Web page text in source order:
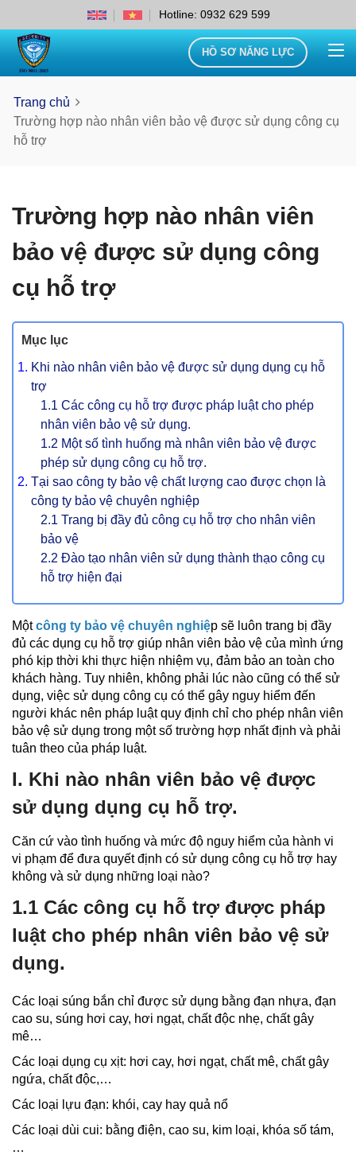
Hotline: 0932 629 599
HỒ SƠ NĂNG LỰC
Trang chủ
Trường hợp nào nhân viên bảo vệ được sử dụng công cụ
hỗ trợ
Trường hợp nào nhân viên
bảo vệ được sử dụng công
cụ hỗ trợ
Mục lục
Khi nào nhân viên bảo vệ được sử dụng dụng cụ hỗ
trợ
1.1 Các công cụ hỗ trợ được pháp luật cho phép
nhân viên bảo vệ sử dụng.
1.2 Một số tình huống mà nhân viên bảo vệ được
phép sử dụng công cụ hỗ trợ.
Tại sao công ty bảo vệ chất lượng cao được chọn là
công ty bảo vệ chuyên nghiệp
2.1 Trang bị đầy đủ công cụ hỗ trợ cho nhân viên
bảo vệ
2.2 Đào tạo nhân viên sử dụng thành thạo công cụ
hỗ trợ hiện đại
Mộtcông ty bảo vệ chuyên nghiệp sẽ luôn trang bị đầy
đủ các dụng cụ hỗ trợ giúp nhân viên bảo vệ của mình ứng
phó kịp thời khi thực hiện nhiệm vụ, đảm bảo an toàn cho
khách hàng. Tuy nhiên, không phải lúc nào cũng có thể sử
dụng, việc sử dụng công cụ có thể gây nguy hiểm đến
người khác nên pháp luật quy định chỉ cho phép nhân viên
bảo vệ sử dụng trong một số trường hợp nhất định và phải
tuân theo của pháp luật.
I. Khi nào nhân viên bảo vệ được
sử dụng dụng cụ hỗ trợ.
Căn cứ vào tình huống và mức độ nguy hiểm của hành vi
vi phạm để đưa quyết định có sử dụng công cụ hỗ trợ hay
không và sử dụng những loại nào?
1.1 Các công cụ hỗ trợ được pháp
luật cho phép nhân viên bảo vệ sử
dụng.
Các loại súng bắn chỉ được sử dụng bằng đạn nhựa, đạn
cao su, súng hơi cay, hơi ngạt, chất độc nhẹ, chất gây
mê…
Các loại dụng cụ xịt: hơi cay, hơi ngạt, chất mê, chất gây
ngứa, chất độc,…
Các loại lựu đạn: khói, cay hay quả nổ
Các loại dùi cui: bằng điện, cao su, kim loại, khóa số tám,
…